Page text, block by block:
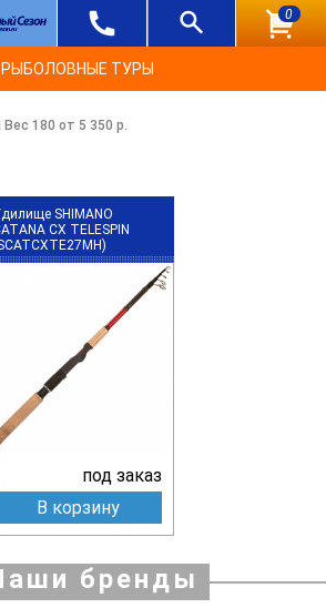
0
РЫБОЛОВНЫЕ ТУРЫ
Вес 180 от 5 350 р.
SHIMANO
CX TELESPIN
под заказ
В корзину
бренды